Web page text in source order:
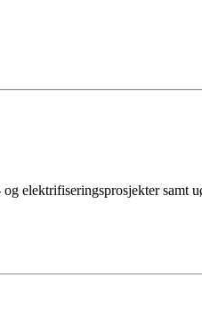
elektrifiseringsprosjekter samt